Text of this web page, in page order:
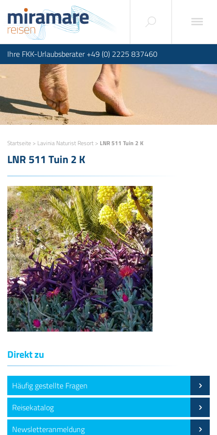
Ihre FKK-Urlaubsberater +49 (0) 2225 837460
Startseite > Lavinia Naturist Resort > LNR 511 Tuin 2 K
LNR 511 Tuin 2 K
Direkt zu
Häufig gestellte Fragen
Reisekatalog
Newsletteranmeldung